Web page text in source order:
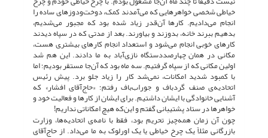
خیاطی شخصی خواهرهایی که می‌آمدند کمک، دوخت‌ودوزهای ساده را
انجام می‌دادیم. کارها آن‌قدر زیاد شده بود که مجبور می‌شدیم،
بدهیم ببرند خانه، بدوزند و بیاورند. بعد از مدتی که در سپاه دیدند
کارهای خوبی انجام می‌شود و استعداد انجام کارهای بیشتری هست،
مکانی در همان چهارصددستگاه نازی‌آباد به ما دادند. این هم شد
اولین مکانی که از سپاه گرفتیم. سه ماه بود که آن‌جا مستقر بودیم؛ اما
با کمبود شدید امکانات، نمی‌شد کار را زیاد جلو برد. پیش رئیس
اتحادیه‌ی صنف گردباف و جوراب‌باف رفتم؛ «حاج‌آقای افشار» که
آشنایی خانوادگی با ایشان داشتیم. برای ایشان از کارها و فعالیت خود و
خواهرها در ستاد پشتیبانی گفتم و این‌که هیچ امکاناتی نداریم!
چون آن زمان همه‌چیز تحریم بود، فقط با نامه‌ی اتحادیه‌ها، وزارت
بازرگانی مثلاً یک چرخ خیاطی یا یک اورلوک به ما می‌داد. از حاج‌آقای